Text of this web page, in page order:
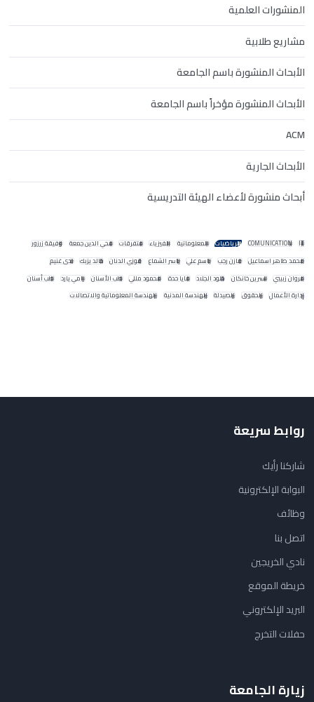
المنشورات العلمية
مشاريع طلابية
الأبحاث المنشورة باسم الجامعة
الأبحاث المنشورة مؤخراً باسم الجامعة
ACM
الأبحاث الجارية
أبحاث منشورة لأعضاء الهيئة التدريسية
IT
COMUNICATION الرياضيات المعلوماتية الفيزياء متفرقات محي الدين جمعة وفيقة زرزور
محمد طاهر اسماعيل مازن رجب باسم علي ياسر الشماع فوزي الدنان خالد يزبك ندى غنيم
مروان زبيبي نسرين خانكان خلود الجلاد مايا حدة محمود مللي طب الأسنان رامي يارد طب أسنان
إدارة الأعمال الحقوق الصيدلة الهندسة المدنية الهندسة المعلوماتية والاتصالات
روابط سريعة
شاركنا رأيك
البوابة الإلكترونية
وظائف
اتصل بنا
نادي الخريجين
خريطة الموقع
البريد الإلكتروني
حفلات التخرج
زيارة الجامعة